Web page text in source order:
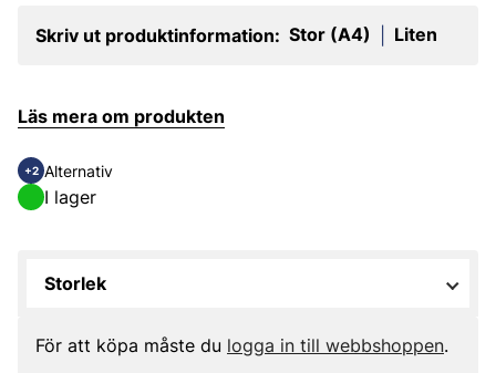
Skriv ut produktinformation: Stor (A4) Liten
Läs mera om produkten
+2 Alternativ
I lager
Storlek
För att köpa måste du logga in till webbshoppen.